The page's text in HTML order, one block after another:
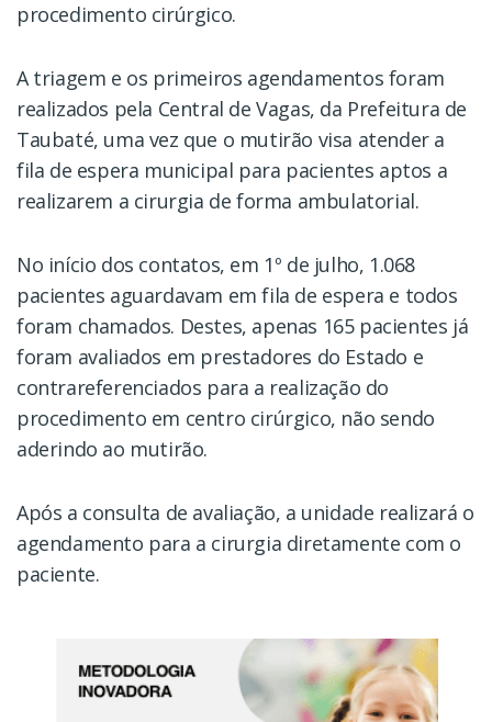
procedimento cirúrgico.
A triagem e os primeiros agendamentos foram
realizados pela Central de Vagas, da Prefeitura de
Taubaté, uma vez que o mutirão visa atender a
fila de espera municipal para pacientes aptos a
realizarem a cirurgia de forma ambulatorial.
No início dos contatos, em 1º de julho, 1.068
pacientes aguardavam em fila de espera e todos
foram chamados. Destes, apenas 165 pacientes já
foram avaliados em prestadores do Estado e
contrareferenciados para a realização do
procedimento em centro cirúrgico, não sendo
aderindo ao mutirão.
Após a consulta de avaliação, a unidade realizará o
agendamento para a cirurgia diretamente com o
paciente.